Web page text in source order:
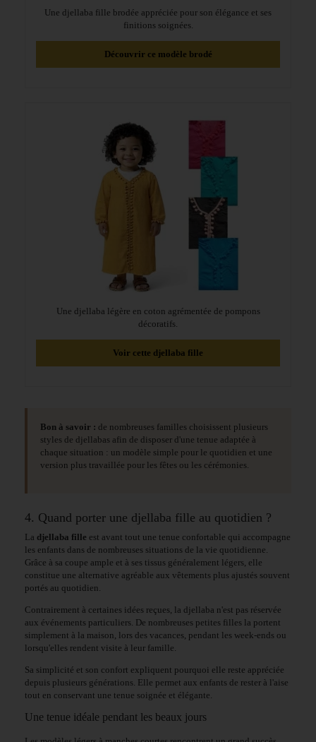
Une djellaba fille brodée appréciée pour son élégance et ses
finitions soignées.
Découvrir ce modèle brodé
Une djellaba légère en coton agrémentée de pompons
décoratifs.
Voir cette djellaba fille
Bon à savoir : de nombreuses familles choisissent plusieurs
styles de djellabas afin de disposer d'une tenue adaptée à
chaque situation : un modèle simple pour le quotidien et une
version plus travaillée pour les fêtes ou les cérémonies.
4. Quand porter une djellaba fille au quotidien ?
La djellaba fille est avant tout une tenue confortable qui accompagne
les enfants dans de nombreuses situations de la vie quotidienne.
Grâce à sa coupe ample et à ses tissus généralement légers, elle
constitue une alternative agréable aux vêtements plus ajustés souvent
portés au quotidien.
Contrairement à certaines idées reçues, la djellaba n'est pas réservée
aux événements particuliers. De nombreuses petites filles la portent
simplement à la maison, lors des vacances, pendant les week-ends ou
lorsqu'elles rendent visite à leur famille.
Sa simplicité et son confort expliquent pourquoi elle reste appréciée
depuis plusieurs générations. Elle permet aux enfants de rester à l'aise
tout en conservant une tenue soignée et élégante.
Une tenue idéale pendant les beaux jours